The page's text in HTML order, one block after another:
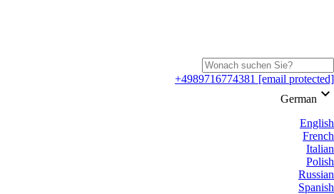
+4989716774381 [email protected]
German keyboard_arrow_down
English
French
Italian
Polish
Russian
Spanish